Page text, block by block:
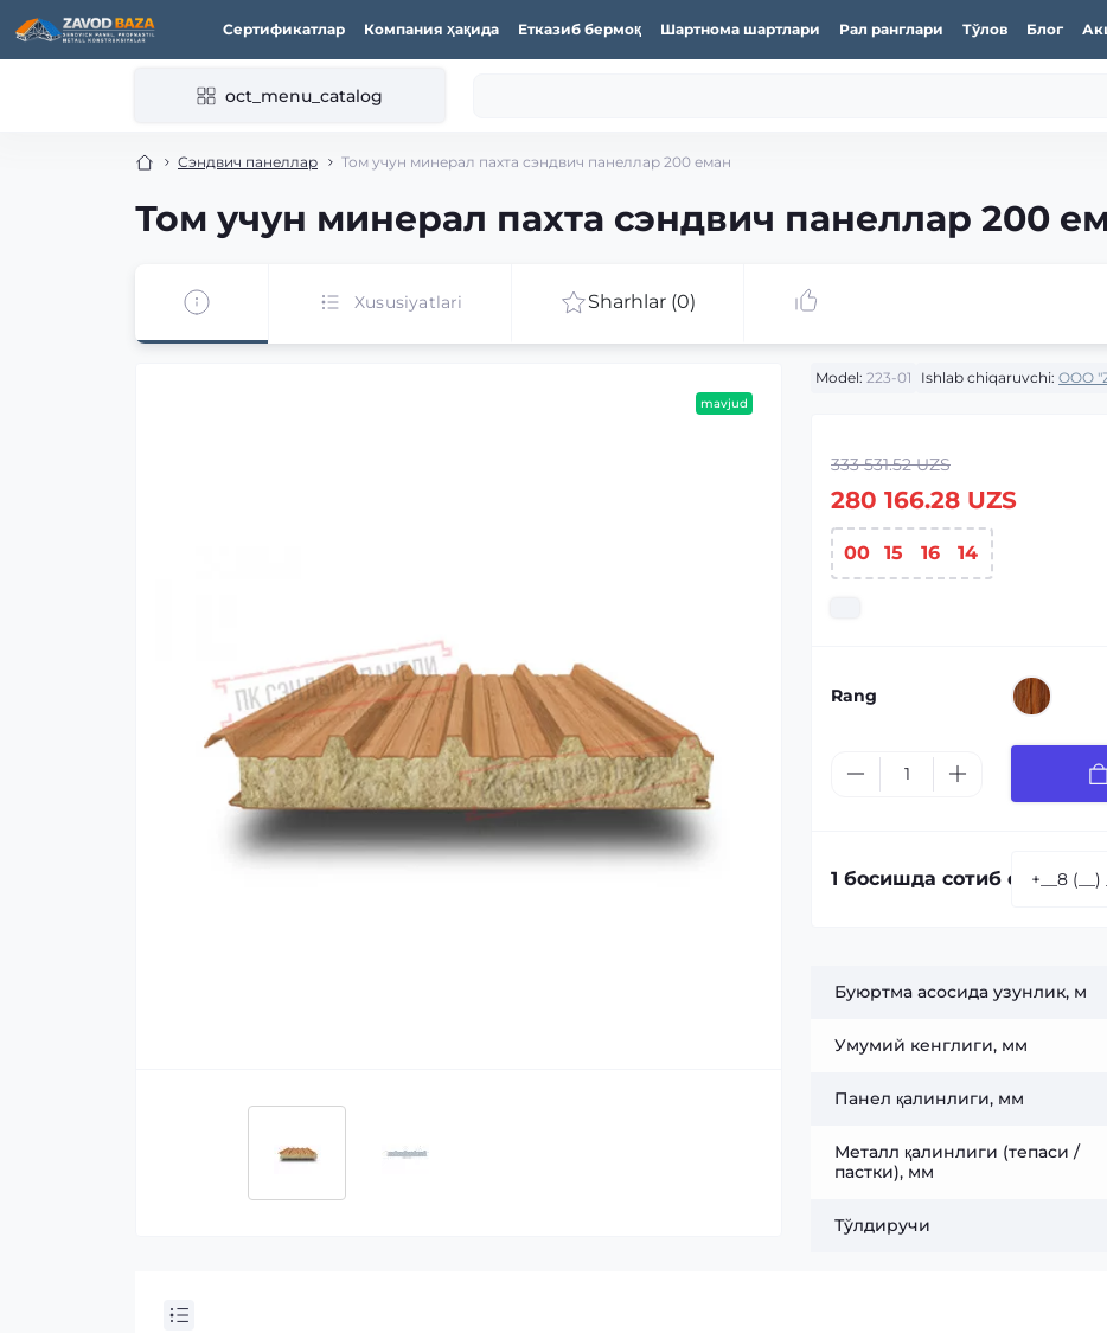
Сертификатлар Компания ҳақида Етказиб бермоқ Шартнома шартлари Рал ранглари Тўлов Блог
oct_menu_catalog
Сэндвич панеллар Том учун минерал пахта сэндвич панеллар 200 еман
Том учун минерал пахта сэндвич панеллар 200
Xususiyatlari Sharhlar (0)
mavjud
Model: 223-01 Ishlab chiqaruvchi: OOO
333 531.52 UZS
280 166.28 UZS
00 15 16 13
Rang
1 босишда сотиб олиш:
Буюртма асосида узунлик, м
Умумий кенглиги, мм
Панел қалинлиги, мм
Металл қалинлиги (тепаси /
пастки), мм
Тўлдиручи